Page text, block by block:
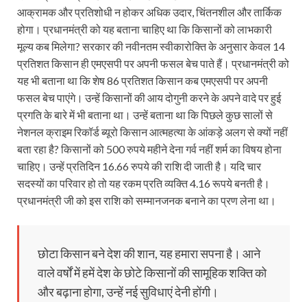
आक्रामक और प्रतिशोधी न होकर अधिक उदार, चिंतनशील और तार्किक
होगा। प्रधानमंत्री को यह बताना चाहिए था कि किसानों को लाभकारी
मूल्य कब मिलेगा? सरकार की नवीनतम स्वीकारोक्ति के अनुसार केवल 14
प्रतिशत किसान ही एमएसपी पर अपनी फसल बेच पाते हैं। प्रधानमंत्री को
यह भी बताना था कि शेष 86 प्रतिशत किसान कब एमएसपी पर अपनी
फसल बेच पाएंगे। उन्हें किसानों की आय दोगुनी करने के अपने वादे पर हुई
प्रगति के बारे में भी बताना था। उन्हें बताना था कि पिछले कुछ सालों से
नेशनल क्राइम रिकॉर्ड ब्यूरो किसान आत्महत्या के आंकड़े अलग से क्यों नहीं
बता रहा है? किसानों को 500 रुपये महीने देना गर्व नहीं शर्म का विषय होना
चाहिए। उन्हें प्रतिदिन 16.66 रुपये की राशि दी जाती है। यदि चार
सदस्यों का परिवार हो तो यह रकम प्रति व्यक्ति 4.16 रूपये बनती है।
प्रधानमंत्री जी को इस राशि को सम्मानजनक बनाने का प्रण लेना था।
छोटा किसान बने देश की शान, यह हमारा सपना है। आने
वाले वर्षों में हमें देश के छोटे किसानों की सामूहिक शक्ति को
और बढ़ाना होगा, उन्हें नई सुविधाएं देनी होंगी।